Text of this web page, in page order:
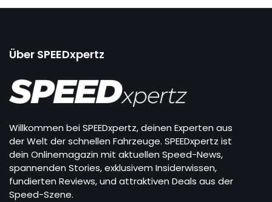
Über SPEEDxpertz
Willkommen bei SPEEDxpertz, deinen Experten aus
der Welt der schnellen Fahrzeuge. SPEEDxpertz ist
dein Onlinemagazin mit aktuellen Speed-News,
spannenden Stories, exklusivem Insiderwissen,
fundierten Reviews, und attraktiven Deals aus der
Speed-Szene.